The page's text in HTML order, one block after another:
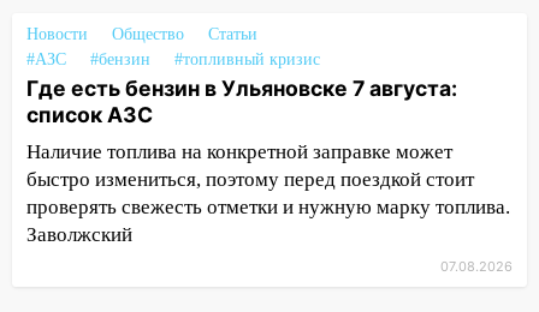
14:22
В Новом городе 8 августа пройдет
большой фестиваль «Наше время» с
мотофристайлом и концертом
«Мураками»
14:04 Жару смоет ливнями: прогноз
погоды в Ульяновской области на
выходные 8-9 августа
13:30 В Ульяновске транспортные
Новости Общество
Статьи
#АЗС
#бензин #топливный кризис
Где есть бензин в Ульяновске 7 августа:
список АЗС
Наличие топлива на конкретной заправке может
быстро измениться, поэтому перед поездкой стоит
проверять свежесть отметки и нужную марку топлива.
Заволжский
07.08.2026